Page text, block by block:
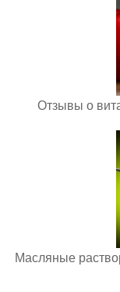
Отзывы о
Масляные